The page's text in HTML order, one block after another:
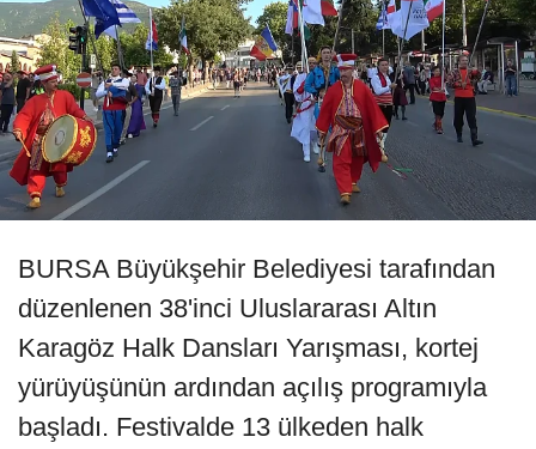
BURSA Büyükşehir Belediyesi tarafından
düzenlenen 38'inci Uluslararası Altın
Karagöz Halk Dansları Yarışması, kortej
yürüyüşünün ardından açılış programıyla
başladı. Festivalde 13 ülkeden halk